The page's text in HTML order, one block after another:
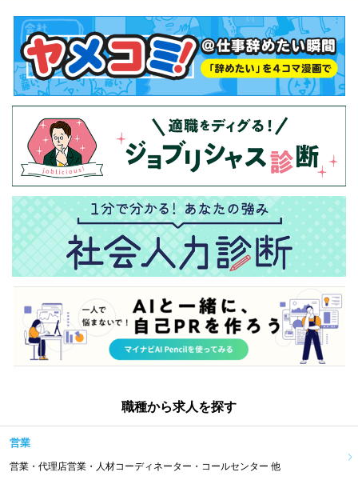
職種から求人を探す
営業
営業・代理店営業・人材コーディネーター・コールセンター 他